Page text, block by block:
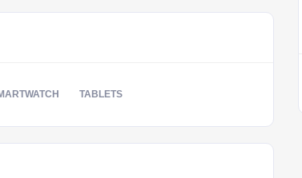
TABLETS